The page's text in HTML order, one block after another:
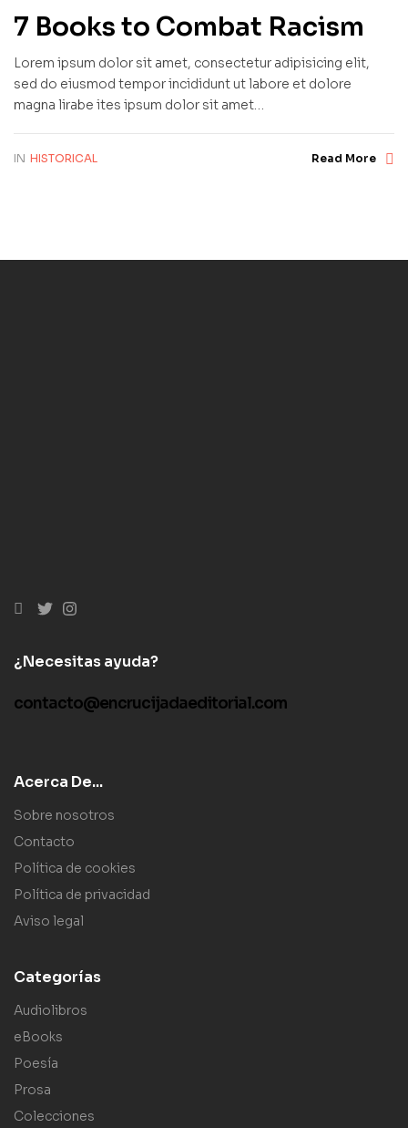
7 Books to Combat Racism
Lorem ipsum dolor sit amet, consectetur adipisicing elit,
sed do eiusmod tempor incididunt ut labore et dolore
magna lirabe ites ipsum dolor sit amet…
IN HISTORICAL Read More
¿Necesitas ayuda?
contacto@encrucijadaeditorial.com
Acerca De...
Sobre nosotros
Contacto
Política de cookies
Política de privacidad
Aviso legal
Categorías
Audiolibros
eBooks
Poesía
Prosa
Colecciones